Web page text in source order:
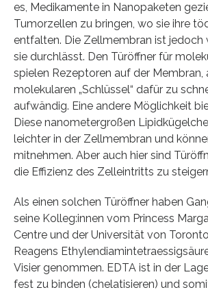
es, Medikamente in Nanopaketen
Tumorzellen zu bringen, wo sie ihre
entfalten. Die Zellmembran ist jedoch
sie durchlässt. Den Türöffner für
spielen Rezeptoren auf der Membran,
molekularen „Schlüssel“ dafür zu
aufwändig. Eine andere Möglichkeit
Diese nanometergroßen
leichter in der Zellmembran und
mitnehmen. Aber auch hier sind
die Effizienz des Zelleintritts zu
Als einen solchen Türöffner haben
seine Kolleg:innen vom Princess
Centre und der Universität von
Reagens
Visier genommen. EDTA ist in der
fest zu binden (chelatisieren) und